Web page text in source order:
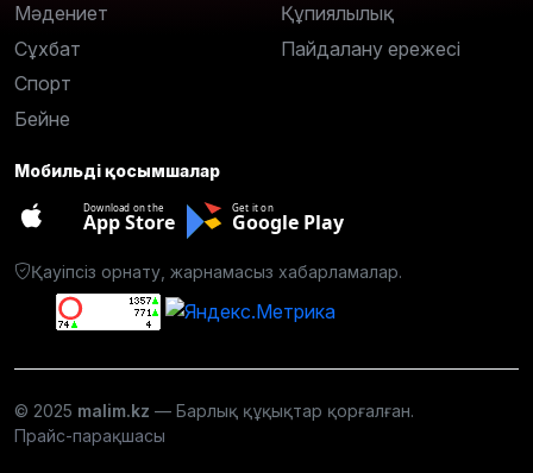
Мәдениет
Сұхбат
Спорт
Бейне
Құпиялылық
Пайдалану ережесі
Мобильді қосымшалар
Download on the
App Store
Get it on
Google Play
Қауіпсіз орнату, жарнамасыз хабарламалар.
© 2025 malim.kz — Барлық құқықтар қорғалған.
Прайс-парақшасы